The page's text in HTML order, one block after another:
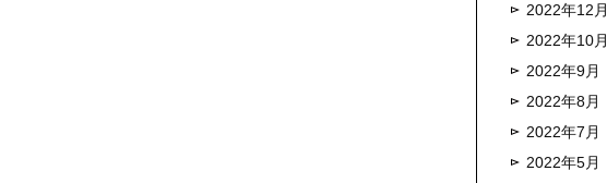
2022年12月
2022年10月
2022年9月
2022年8月
2022年7月
2022年5月